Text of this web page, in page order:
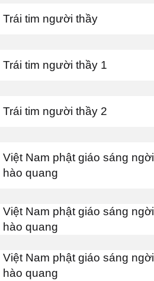
Trái tim người thầy
Trái tim người thầy 1
Trái tim người thầy 2
Việt Nam phật giáo sáng ngời
hào quang
Việt Nam phật giáo sáng ngời
hào quang
Việt Nam phật giáo sáng ngời
hào quang